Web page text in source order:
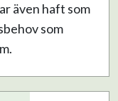
även haft som
som